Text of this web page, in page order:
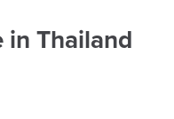
in Thailand